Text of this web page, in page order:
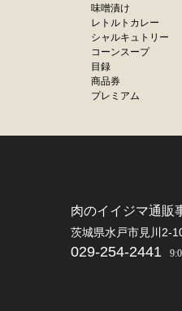
味噌漬け
レトルトカレー
シャルキュトリー
コーンスープ
目録
商品券
プレミアム
肉のイイジマ通販
茨城県水戸市見川2-
029-254-2441